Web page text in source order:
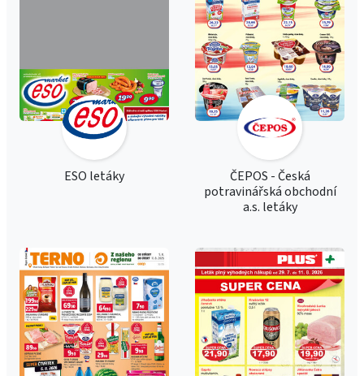
ESO letáky
ČEPOS - Česká
potravinářská obchodní
a.s. letáky